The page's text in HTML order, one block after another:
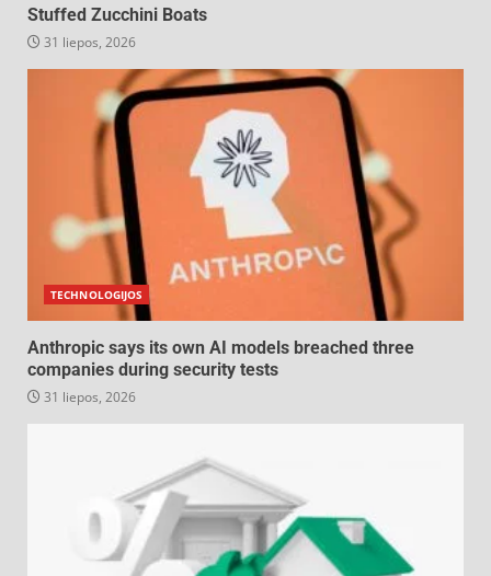
Stuffed Zucchini Boats
31 liepos, 2026
TECHNOLOGIJOS
Anthropic says its own AI models breached three
companies during security tests
31 liepos, 2026